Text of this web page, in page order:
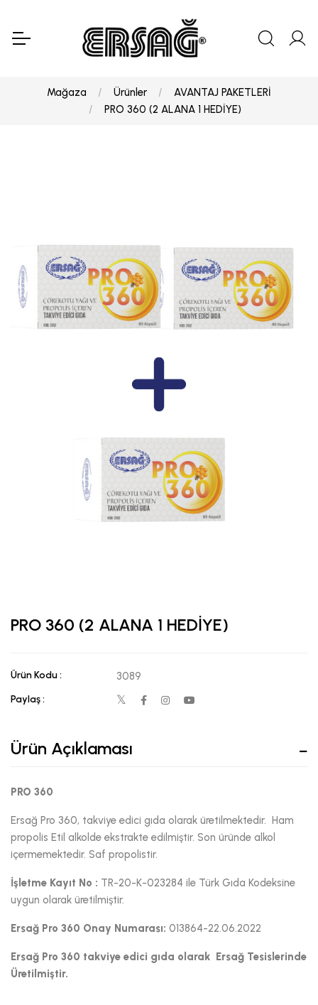
Mağaza Ürünler
AVANTAJ PAKETLERİ
PRO 360 (2 ALANA 1 HEDİYE)
PRO 360 (2 ALANA 1 HEDİYE)
Ürün Kodu : 3089
Paylaş :
Ürün Açıklaması
PRO 360
Ersağ Pro 360, takviye edici gıda olarak üretilmektedir. Ham
propolis Etil alkolde ekstrakte edilmiştir. Son üründe alkol
içermemektedir. Saf propolistir.
İşletme Kayıt No : TR-20-K-023284 ile Türk Gıda Kodeksine
uygun olarak üretilmiştir.
Ersağ Pro 360 Onay Numarası: 013864-22.06.2022
Ersağ Pro 360 takviye edici gıda olarak Ersağ Tesislerinde
Üretilmiştir.